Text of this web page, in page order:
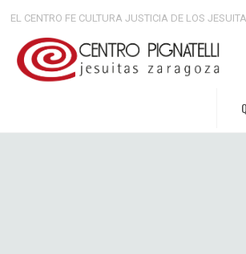
EL CENTRO FE CULTURA JUSTICIA DE LOS